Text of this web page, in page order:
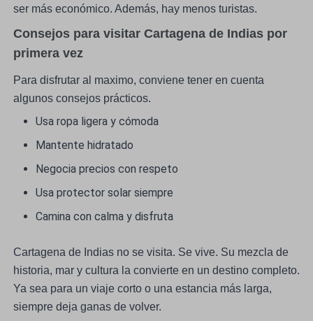
ser más económico. Además, hay menos turistas.
Consejos para visitar Cartagena de Indias por
primera vez
Para disfrutar al maximo, conviene tener en cuenta
algunos consejos prácticos.
Usa ropa ligera y cómoda
Mantente hidratado
Negocia precios con respeto
Usa protector solar siempre
Camina con calma y disfruta
Cartagena de Indias no se visita. Se vive. Su mezcla de
historia, mar y cultura la convierte en un destino completo.
Ya sea para un viaje corto o una estancia más larga,
siempre deja ganas de volver.